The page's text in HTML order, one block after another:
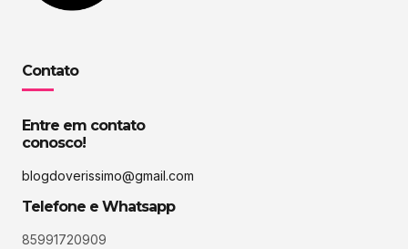
Contato
Entre em contato
conosco!
blogdoverissimo@gmail.com
Telefone e Whatsapp
85991720909